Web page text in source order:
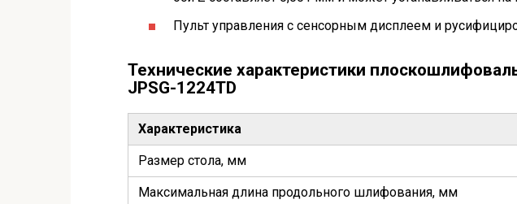
Пульт управления с сенсорным дисплеем и
Технические характеристики
JPSG-1224TD
Характеристика
Размер стола, мм
Максимальная длина продольного шлифования, мм